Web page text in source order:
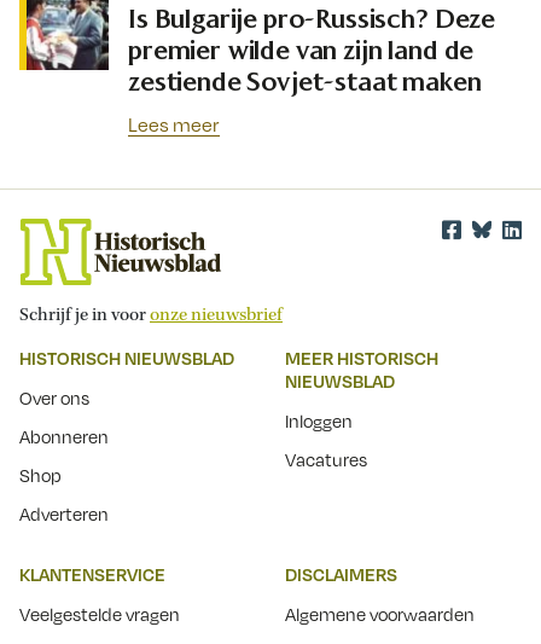
Is Bulgarije pro-Russisch? Deze
premier wilde van zijn land de
zestiende Sovjet-staat maken
Lees meer
Schrijf je in vooronze nieuwsbrief
HISTORISCH NIEUWSBLAD
Over ons
Abonneren
Shop
Adverteren
MEER HISTORISCH
NIEUWSBLAD
Inloggen
Vacatures
KLANTENSERVICE
Veelgestelde vragen
DISCLAIMERS
Algemene voorwaarden